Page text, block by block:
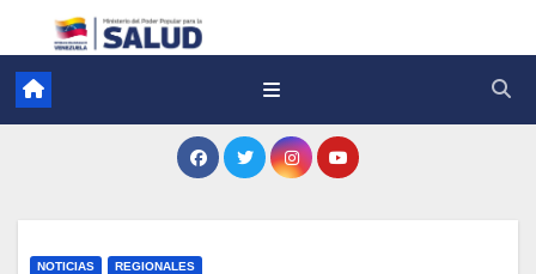
NOTICIAS REGIONALES